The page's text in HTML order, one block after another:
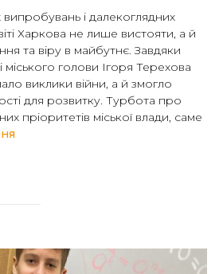
і далекоглядних
Харкова не лише вистояти, а й
та віру в майбутнє. Завдяки
міського голови Ігоря Терехова
виклики війни, а й змогло
для розвитку. Турбота про
пріоритетів міської влади, саме